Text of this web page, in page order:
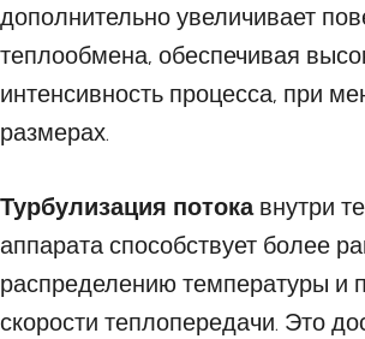
дополнительно увеличивает
теплообмена, обеспечивая
интенсивность процесса, при
размерах.
Турбулизация потокавнутри
аппарата способствует более
распределению температуры
скорости теплопередачи. Это